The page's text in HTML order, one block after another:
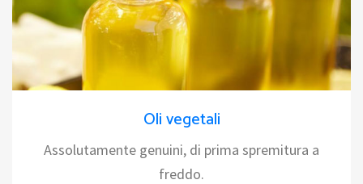
Oli vegetali
Assolutamente genuini, di prima spremitura a
freddo.